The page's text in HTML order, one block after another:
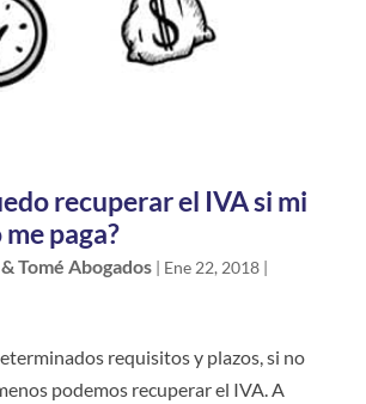
recuperar el IVA si mi
paga?
Tomé Abogados| Ene 22, 2018|
requisitos y plazos, si no
podemos recuperar el IVA. A